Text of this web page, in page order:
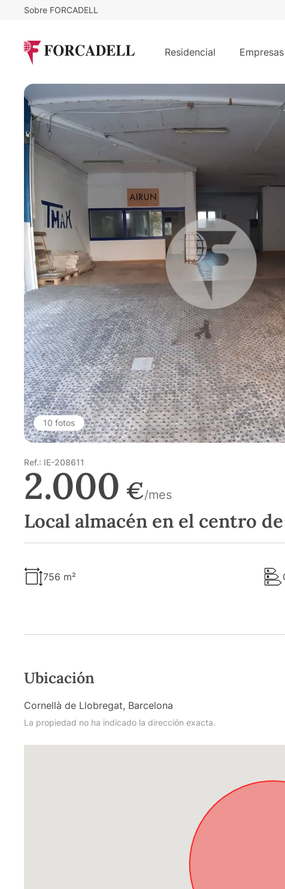
Sobre FORCADELL
Residencial Empresas
Local almacén en el centro de Cornellà
10 fotos
Ref.: IE-208611
2.000 €/mes
Local almacén en el centro
756 m²
Ubicación
Cornellà de Llobregat, Barcelona
La propiedad no ha indicado la dirección exacta.